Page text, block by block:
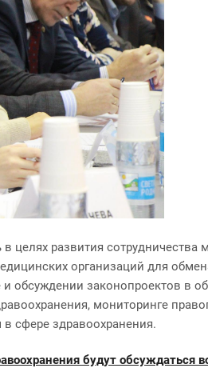
в целях развития
организаций для
и обсуждении законопроектов
мониторинге
сфере здравоохранения.
будут обсуждаться